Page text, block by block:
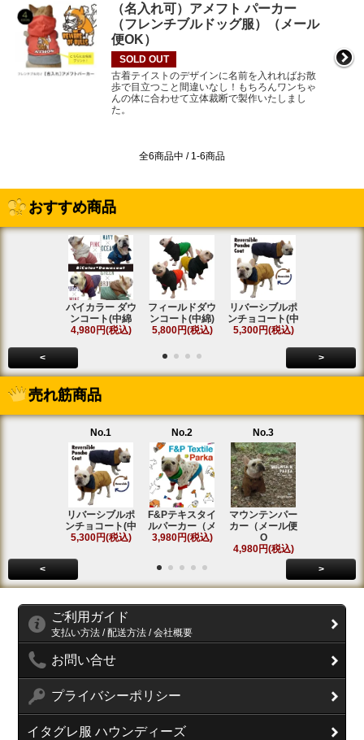
（名入れ可）アメフト パーカー
（フレンチブルドッグ服）（メール
便OK）
SOLD OUT
古着テイストのデザインに名前を入れればお散
歩で目立つこと間違いなし！もちろんワンちゃ
んの体に合わせて立体裁断で製作いたしまし
た。
全6商品中 / 1-6商品
おすすめ商品
バイカラー ダウ
ンコート(中綿
4,980円(税込)
フィールドダウ
ンコート(中綿)
5,800円(税込)
リバーシブルポ
ンチョコート(中
5,300円(税込)
< >
売れ筋商品
No.1
リバーシブルポ
ンチョコート(中
5,300円(税込)
No.2
F&Pテキスタイ
ルパーカー（メ
3,980円(税込)
No.3
マウンテンパー
カー（メール便
O
4,980円(税込)
< >
ご利用ガイド
支払い方法 / 配送方法 / 会社概要
お問い合せ
プライバシーポリシー
イタグレ服 ハウンディーズ